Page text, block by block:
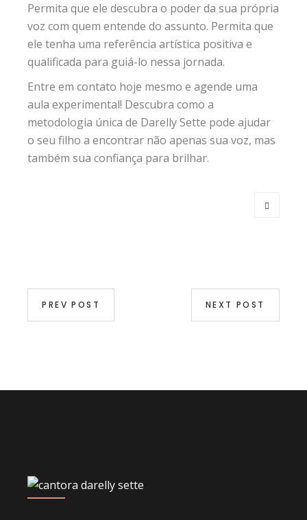
Permita que ele descubra o poder da sua própria
voz com quem entende do assunto. Permita que
ele tenha uma referência artística positiva e
qualificada para guiá-lo nessa jornada.
Entre em contato hoje mesmo e agende uma
aula experimental! Descubra como a
metodologia única de Darelly Sette pode ajudar
o seu filho a encontrar não apenas sua voz, mas
também sua confiança para brilhar.
PREV POST NEXT POST